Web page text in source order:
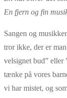
En fjern og fin
Sangen og
tror ikke, der er
velsignet bud” eller
tænke på vores
vi har mistet, og